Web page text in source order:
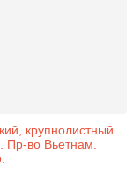
крупнолистный
Пр-во Вьетнам.